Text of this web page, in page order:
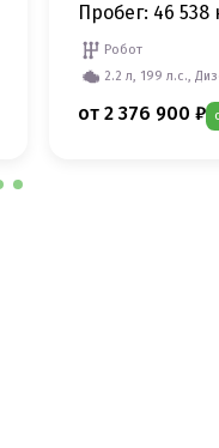
Пробег: 46 538
Робот
2.2 л, 199 л.с.,
от 2 376 900 ₽